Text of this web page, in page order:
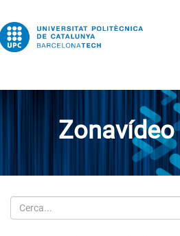
Zonavídeo
Cerca